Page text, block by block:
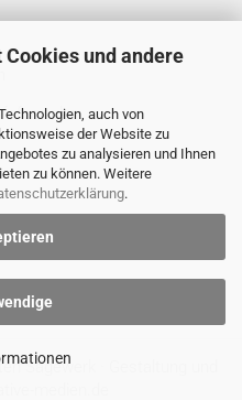
und andere
auch von
der Website zu
zu analysieren und Ihnen
zu können. Weitere
.
Sägewerk · Gestaltung und